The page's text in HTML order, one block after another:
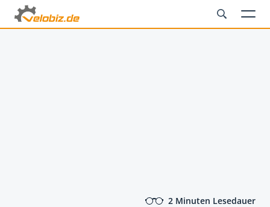
2 Minuten Lesedauer